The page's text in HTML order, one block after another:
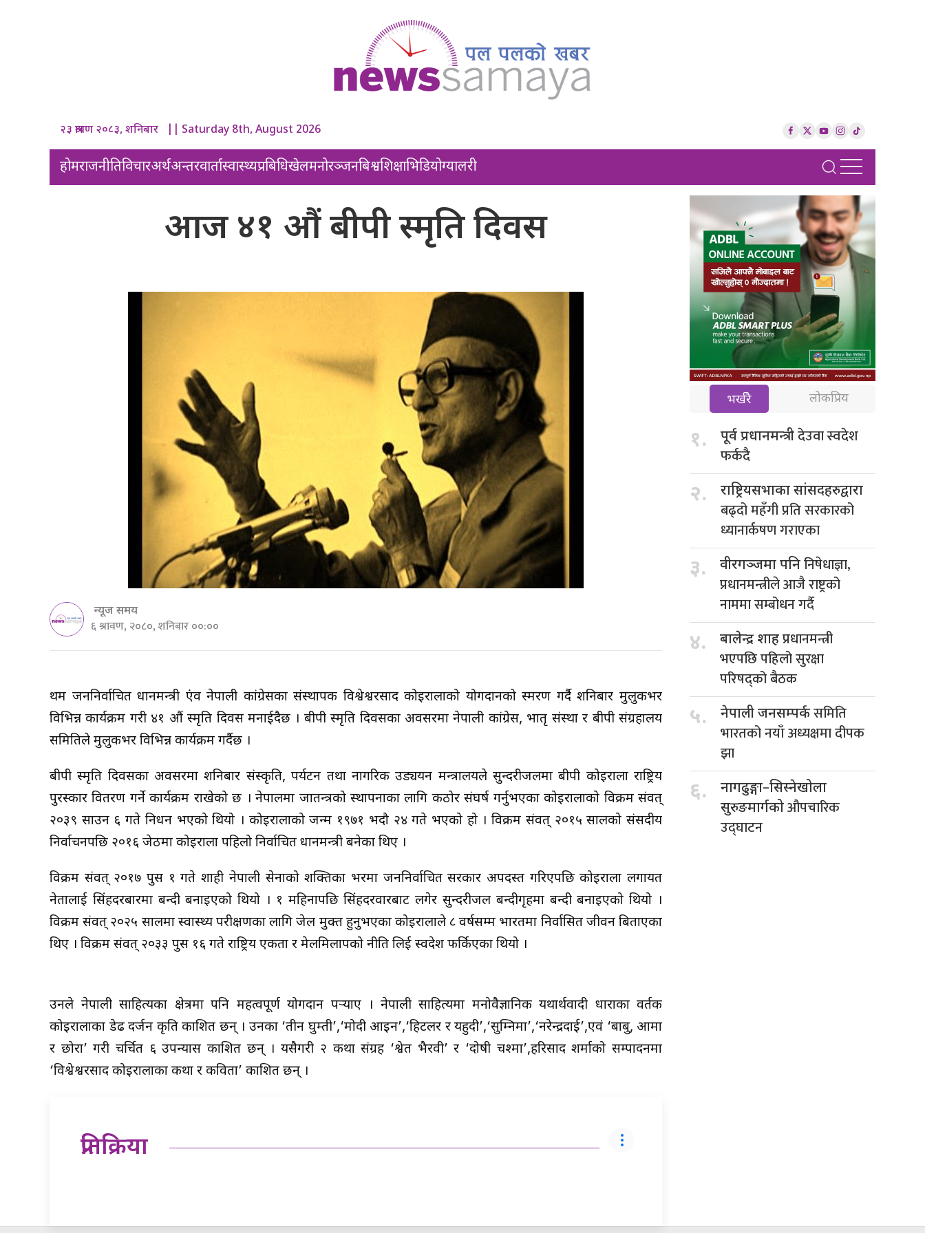
२३ श्रावण २०८३, शनिबार || Saturday 8th, August 2026
होमराजनीतिविचारअर्थअन्तरवार्तास्वास्थ्यप्रबिधिखेलमनोरञ्जनबिश्वशिक्षाभिडियोग्यालरी
आज ४१ औं बीपी स्मृति दिवस
न्यूज समय
६ श्रावण, २०८०, शनिबार ००:००
प्रथम जननिर्वाचित प्रधानमन्त्री एंव नेपाली कांग्रेसका संस्थापक विश्वेश्वरप्रसाद कोइरालाको योगदानको स्मरण गर्दै शनिबार मुलुकभर
विभिन्न कार्यक्रम गरी ४१ औं स्मृति दिवस मनाईदैछ । बीपी स्मृति दिवसका अवसरमा नेपाली कांग्रेस, भातृ संस्था र बीपी संग्रहालय
समितिले मुलुकभर विभिन्न कार्यक्रम गर्दैछ ।
बीपी स्मृति दिवसका अवसरमा शनिबार संस्कृति, पर्यटन तथा नागरिक उड्ययन मन्त्रालयले सुन्दरीजलमा बीपी कोइराला राष्ट्रिय
पुरस्कार वितरण गर्ने कार्यक्रम राखेको छ । नेपालमा प्रजातन्त्रको स्थापनाका लागि कठोर संघर्ष गर्नुभएका कोइरालाको विक्रम संवत्
२०३९ साउन ६ गते निधन भएको थियो । कोइरालाको जन्म १९७१ भदौ २४ गते भएको हो । विक्रम संवत् २०१५ सालको संसदीय
निर्वाचनपछि २०१६ जेठमा कोइराला पहिलो निर्वाचित प्रधानमन्त्री बनेका थिए ।
विक्रम संवत् २०१७ पुस १ गते शाही नेपाली सेनाको शक्तिका भरमा जननिर्वाचित सरकार अपदस्त गरिएपछि कोइराला लगायत
नेतालाई सिंहदरबारमा बन्दी बनाइएको थियो । १ महिनापछि सिंहदरवारबाट लगेर सुन्दरीजल बन्दीगृहमा बन्दी बनाइएको थियो ।
विक्रम संवत् २०२५ सालमा स्वास्थ्य परीक्षणका लागि जेल मुक्त हुनुभएका कोइरालाले ८ वर्षसम्म भारतमा निर्वासित जीवन बिताएका
थिए । विक्रम संवत् २०३३ पुस १६ गते राष्ट्रिय एकता र मेलमिलापको नीति लिई स्वदेश फर्किएका थियो ।
उनले नेपाली साहित्यका क्षेत्रमा पनि महत्वपूर्ण योगदान पर्‍याए । नेपाली साहित्यमा मनोवैज्ञानिक यथार्थवादी धाराका प्रवर्तक
कोइरालाका डेढ दर्जन कृति प्रकाशित छन् । उनका ‘तीन घुम्ती’,‘मोदी आइन’,‘हिटलर र यहुदी’,‘सुम्निमा’,‘नरेन्द्रदाई’,एवं ‘बाबु, आमा
र छोरा’ गरी चर्चित ६ उपन्यास प्रकाशित छन् । यसैगरी २ कथा संग्रह ‘श्वेत भैरवी’ र ‘दोषी चश्मा’,हरिप्रसाद शर्माको सम्पादनमा
‘विश्वेश्वरप्रसाद कोइरालाका कथा र कविता’ प्रकाशित छन् ।
प्रतिक्रिया
भर्खरै लोकप्रिय
१. पूर्व प्रधानमन्त्रीदेउवा स्वदेश
फर्कदै
२. राष्ट्रियसभाका सांसदहरुद्वारा
बढ्दो महँगी प्रति सरकारको
ध्यानार्कषण गराएका
३. वीरगञ्जमा पनिनिषेधाज्ञा,
प्रधानमन्त्रीले आजै राष्ट्रको
नाममा सम्बोधन गर्दै
४. बालेन्द्र शाहप्रधानमन्त्री
भएपछि पहिलो सुरक्षा
परिषद्को बैठक
५. नेपाली जनसम्पर्कसमिति
भारतको नयाँ अध्यक्षमा दीपक
झा
६.
नागढुङ्गा–सिस्नेखोला
सुरुङमार्गकोऔपचारिक
उद्घाटन